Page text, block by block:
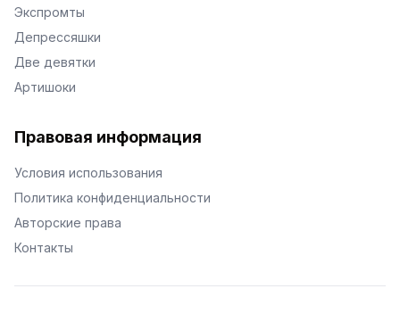
Экспромты
Депрессяшки
Две девятки
Артишоки
Правовая информация
Условия использования
Политика конфиденциальности
Авторские права
Контакты